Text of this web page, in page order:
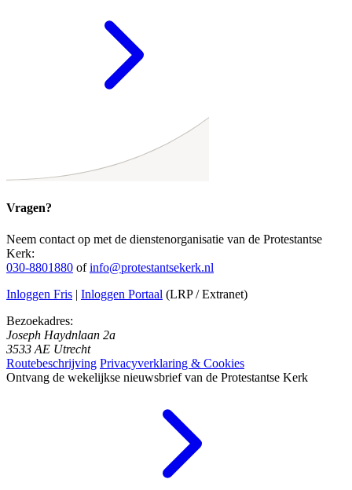
Vragen?
Neem contact op met de dienstenorganisatie van de Protestantse
Kerk:
030-8801880 ofinfo@protestantsekerk.nl
Inloggen Fris | Inloggen Portaal (LRP / Extranet)
Bezoekadres:
Joseph Haydnlaan 2a
3533 AE Utrecht
Routebeschrijving Privacyverklaring & Cookies
Ontvang de wekelijkse nieuwsbrief van de Protestantse Kerk